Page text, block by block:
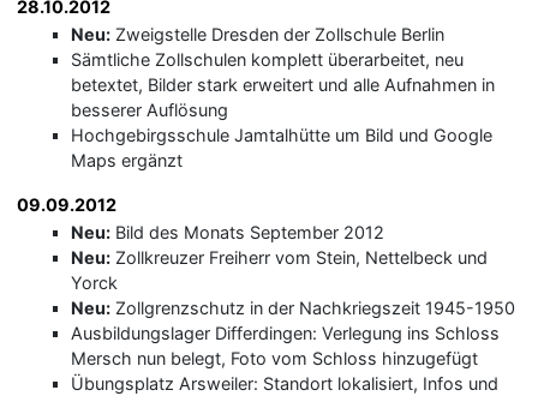
28.10.2012
Neu: Zweigstelle Dresden der Zollschule Berlin
Sämtliche Zollschulen komplett überarbeitet, neu
betextet, Bilder stark erweitert und alle Aufnahmen in
besserer Auflösung
Hochgebirgsschule Jamtalhütte um Bild und Google
Maps ergänzt
09.09.2012
Neu: Bild des Monats September 2012
Neu: Zollkreuzer Freiherr vom Stein, Nettelbeck und
Yorck
Neu: Zollgrenzschutz in der Nachkriegszeit 1945-1950
Ausbildungslager Differdingen: Verlegung ins Schloss
Mersch nun belegt, Foto vom Schloss hinzugefügt
Übungsplatz Arsweiler: Standort lokalisiert, Infos und